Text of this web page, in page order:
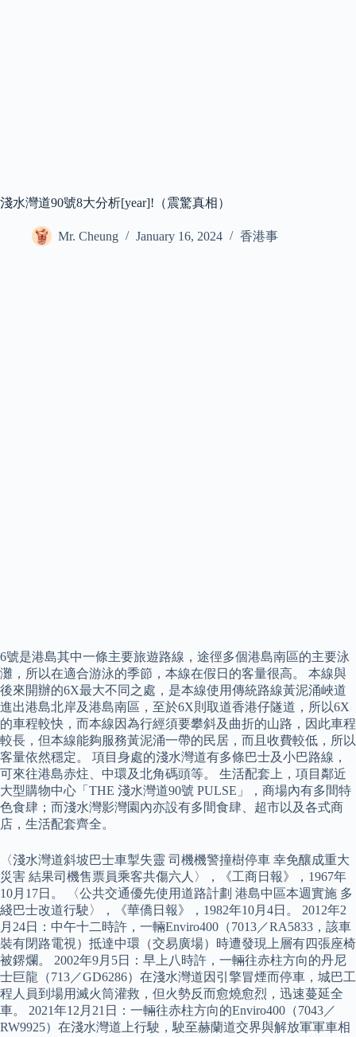
淺水灣道90號8大分析[year]!（震驚真相）
Mr. Cheung January 16, 2024 香港事
6號是港島其中一條主要旅遊路線，途徑多個港島南區的主要泳
灘，所以在適合游泳的季節，本線在假日的客量很高。 本線與
後來開辦的6X最大不同之處，是本線使用傳統路線黃泥涌峽道
進出港島北岸及港島南區，至於6X則取道香港仔隧道，所以6X
的車程較快，而本線因為行經須要攀斜及曲折的山路，因此車程
較長，但本線能夠服務黃泥涌一帶的民居，而且收費較低，所以
客量依然穩定。 項目身處的淺水灣道有多條巴士及小巴路線，
可來往港島赤炷、中環及北角碼頭等。 生活配套上，項目鄰近
大型購物中心「THE 淺水灣道90號 PULSE」，商場內有多間特
色食肆；而淺水灣影灣園內亦設有多間食肆、超市以及各式商
店，生活配套齊全。
〈淺水灣道斜坡巴士車掣失靈 司機機警撞樹停車 幸免釀成重大
災害 結果司機售票員乘客共傷六人〉，《工商日報》，1967年
10月17日。 〈公共交通優先使用道路計劃 港島中區本週實施 多
綫巴士改道行駛〉，《華僑日報》，1982年10月4日。 2012年2
月24日：中午十二時許，一輛Enviro400（7013／RA5833，該車
裝有閉路電視）抵達中環（交易廣場）時遭發現上層有四張座椅
被鎅爛。 2002年9月5日：早上八時許，一輛往赤柱方向的丹尼
士巨龍（713／GD6286）在淺水灣道因引擎冒煙而停車，城巴工
程人員到場用滅火筒灌救，但火勢反而愈燒愈烈，迅速蔓延全
車。 2021年12月21日：一輛往赤柱方向的Enviro400（7043／
RW9925）在淺水灣道上行駛，駛至赫蘭道交界與解放軍軍車相